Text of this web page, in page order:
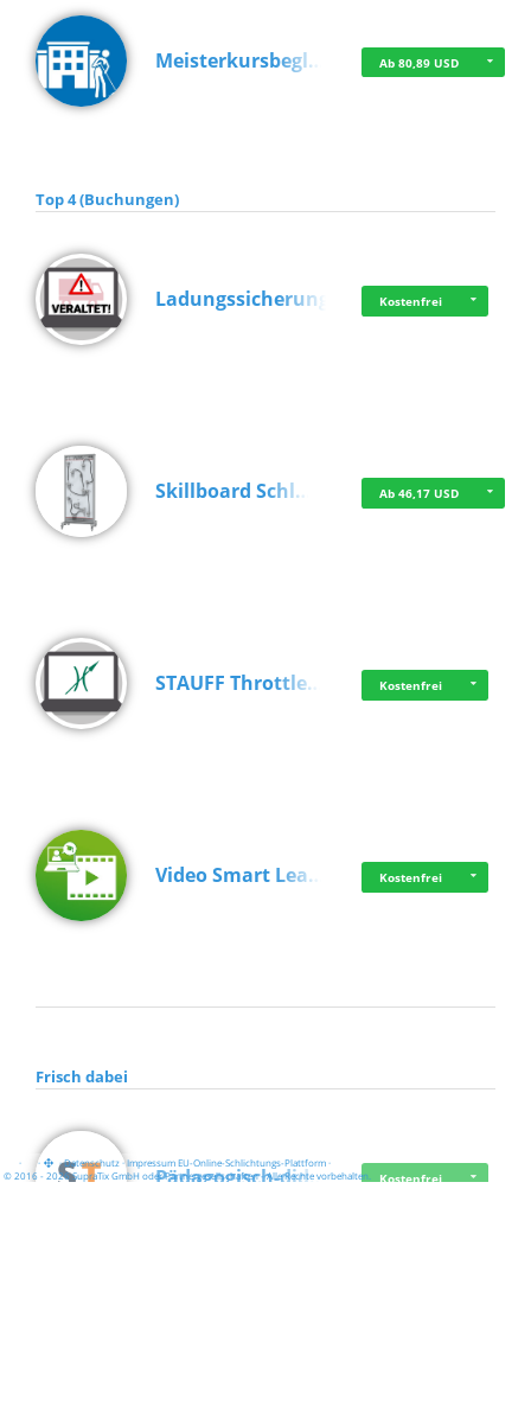
Meisterkursbegl… Ab 80,89 USD
Top 4 (Buchungen)
Ladungssicherung Kostenfrei
Skillboard Schl… Ab 46,17 USD
STAUFF Throttle… Kostenfrei
Video Smart Lea… Kostenfrei
Frisch dabei
Pädagogisch-did… Kostenfrei
· · ·Datenschutz·Impressum EU-Online-Schlichtungs-Plattform·
© 2016 - 2026 SupraTix GmbH oder Partnergesellschaften - Alle Rechte vorbehalten.